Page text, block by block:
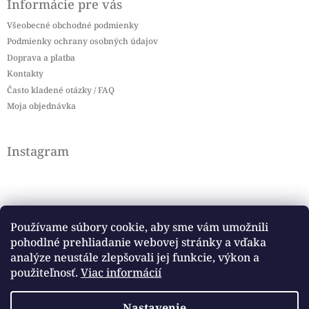
Používame súbory cookie, aby sme vám umožnili
pohodlné prehliadanie webovej stránky a vďaka
analýze neustále zlepšovali jej funkcie, výkon a
použiteľnosť. Viac informácií
Informácie pre vás
Všeobecné obchodné podmienky
Podmienky ochrany osobných údajov
Doprava a platba
Kontakty
Často kladené otázky / FAQ
Moja objednávka
Instagram
Sledovať na Instagrame
Facebook